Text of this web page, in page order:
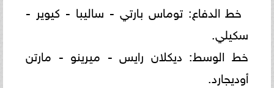
خط الدفاع: توماس بارتي - ساليبا - كيوير -
سكيلي.
خط الوسط: ديكلان رايس - ميرينو - مارتن
أوديجارد.